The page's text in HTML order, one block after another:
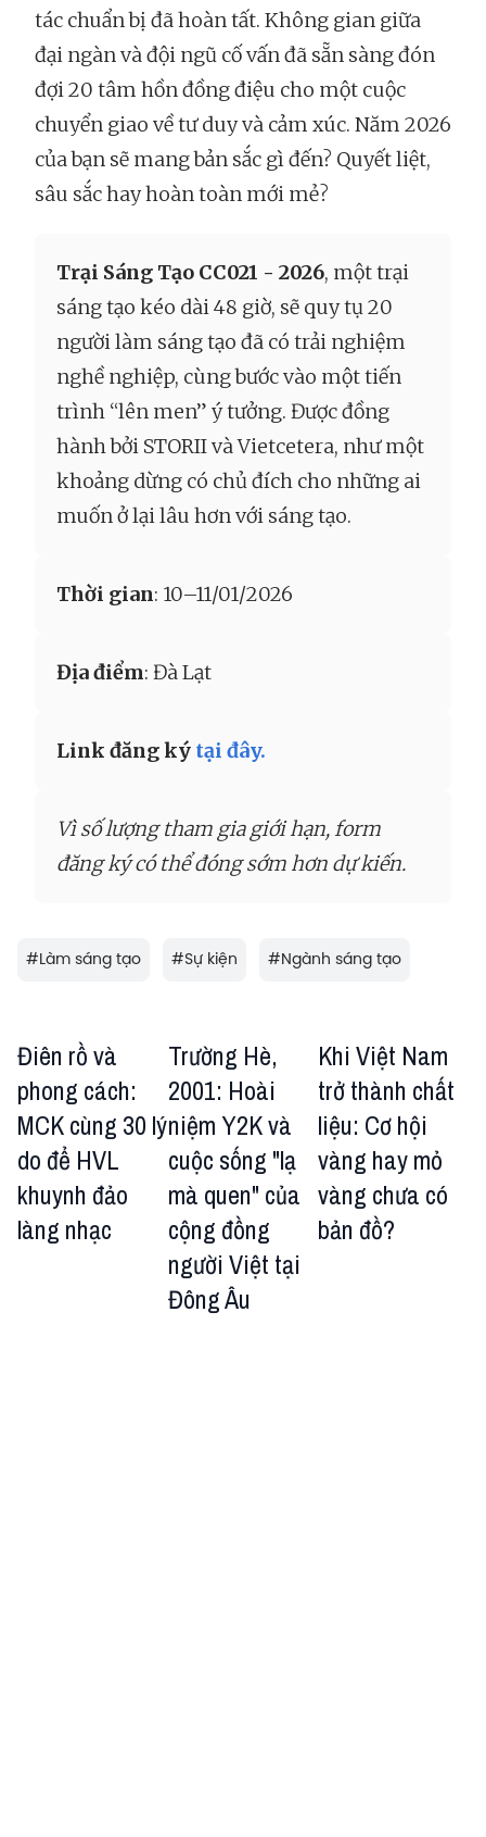
tác chuẩn bị đã hoàn tất. Không gian giữa
đại ngàn và đội ngũ cố vấn đã sẵn sàng đón
đợi 20 tâm hồn đồng điệu cho một cuộc
chuyển giao về tư duy và cảm xúc. Năm 2026
của bạn sẽ mang bản sắc gì đến? Quyết liệt,
sâu sắc hay hoàn toàn mới mẻ?
Trại Sáng Tạo CC021 - 2026, một trại
sáng tạo kéo dài 48 giờ, sẽ quy tụ 20
người làm sáng tạo đã có trải nghiệm
nghề nghiệp, cùng bước vào một tiến
trình “lên men” ý tưởng. Được đồng
hành bởi STORII và Vietcetera, như một
khoảng dừng có chủ đích cho những ai
muốn ở lại lâu hơn với sáng tạo.
Thời gian: 10–11/01/2026
Địa điểm: Đà Lạt
Link đăng ký tại đây.
Vì số lượng tham gia giới hạn, form
đăng ký có thể đóng sớm hơn dự kiến.
#Làm sáng tạo #Sự kiện #Ngành sáng tạo
Điên rồ và
phong cách:
MCK cùng 30 lý
do để HVL
khuynh đảo
làng nhạc
Trường Hè,
2001: Hoài
niệm Y2K và
cuộc sống "lạ
mà quen" của
cộng đồng
người Việt tại
Đông Âu
Khi Việt Nam
trở thành chất
liệu: Cơ hội
vàng hay mỏ
vàng chưa có
bản đồ?